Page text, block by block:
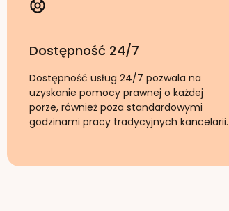
Dostępność 24/7
Dostępność usług 24/7 pozwala na
uzyskanie pomocy prawnej o każdej
porze, również poza standardowymi
godzinami pracy tradycyjnych kancelarii.